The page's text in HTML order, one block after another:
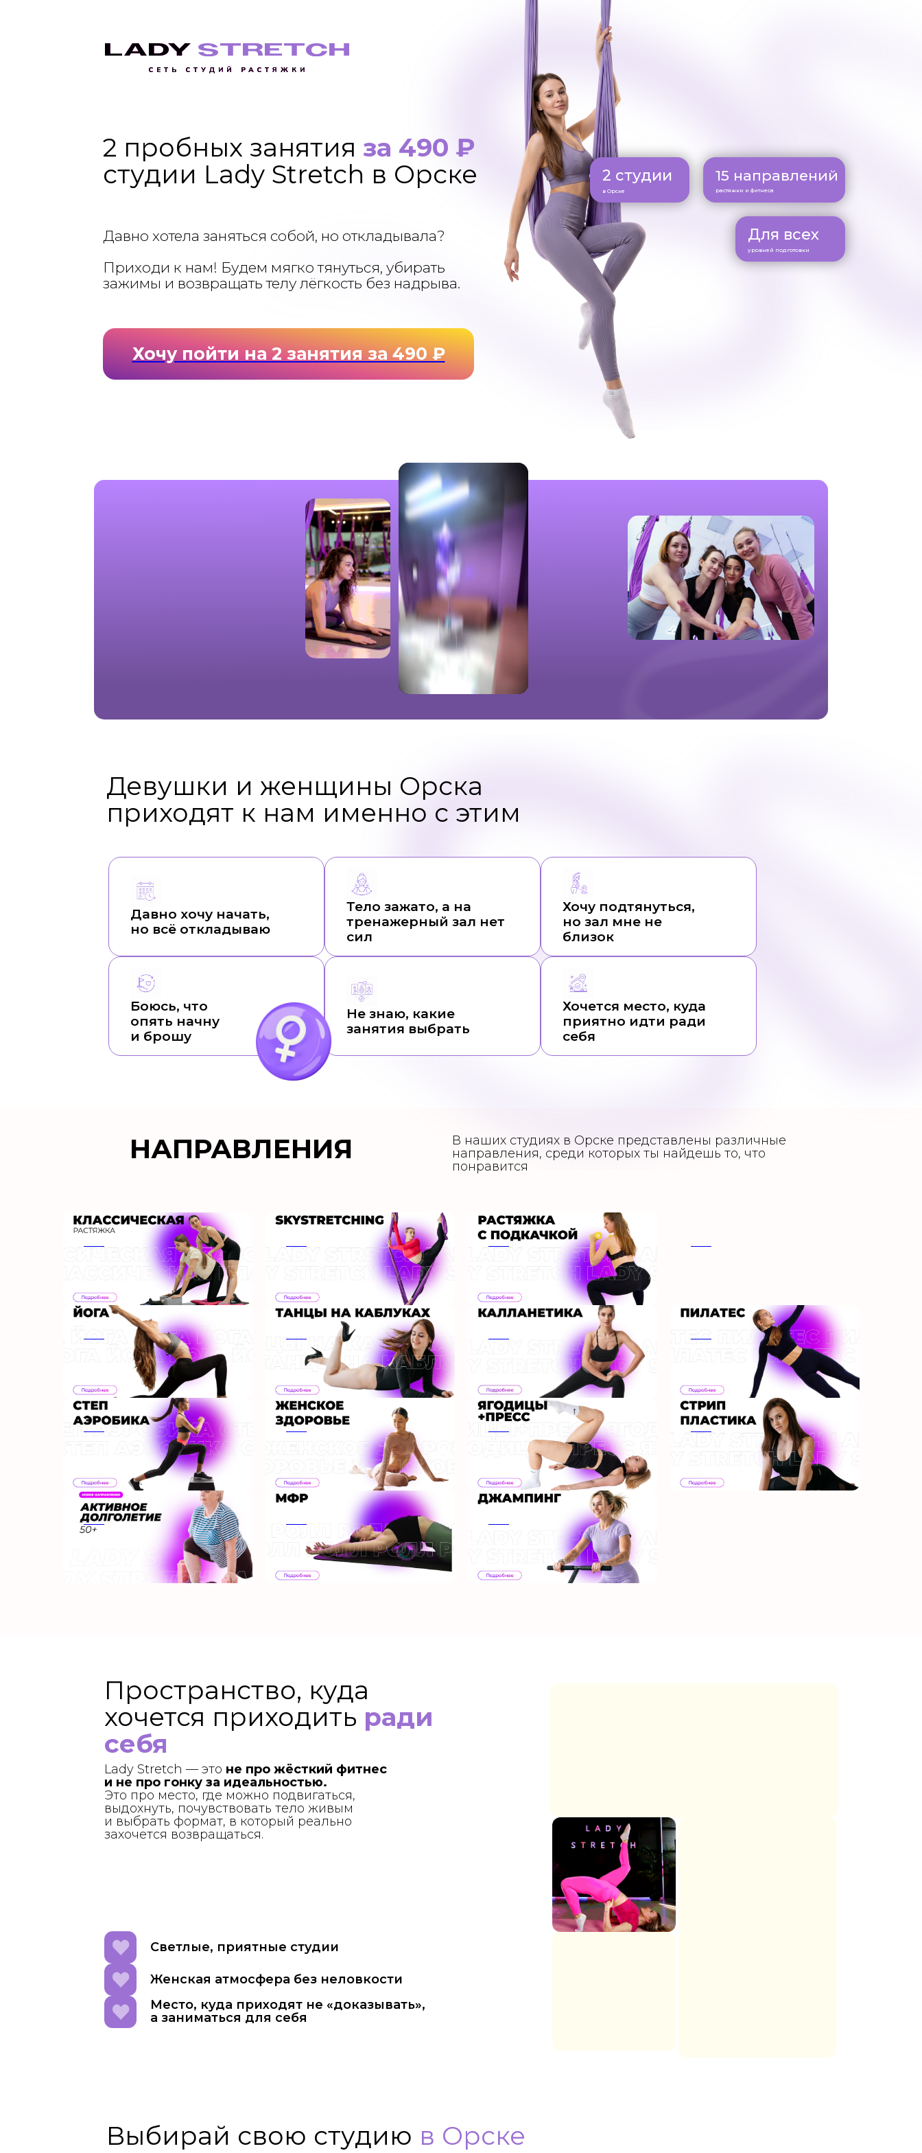
2 пробных занятия за 490 ₽
студии Lady Stretch в Орске
Хочу пойти на 2 занятия за 490 ₽
Давно хотела заняться собой, но откладывала?
Приходи к нам! Будем мягко тянуться, убирать
зажимы и возвращать телу лёгкость без надрыва.
2 студии
в Орске
15 направлений
растяжки и фитнеса
Для всех
уровней подготовки
Девушки и женщины Орска
приходят к нам именно с этим
Давно хочу начать,
но всё откладываю
Тело зажато, а на
тренажерный зал нет
сил
Хочу подтянуться,
но зал мне не
близок
Боюсь, что
опять начну
и брошу
Не знаю, какие
занятия выбрать
Хочется место, куда
приятно идти ради
себя
НАПРАВЛЕНИЯ
В наших студиях в Орске представлены различные
направления, среди которых ты найдешь то, что
понравится
ааа
ааа ааа ааа
ааа
Lady Stretch — это не про жёсткий фитнес
и не про гонку за идеальностью.
Это про место, где можно подвигаться,
выдохнуть, почувствовать тело живым
и выбрать формат, в который реально
захочется возвращаться.
Пространство, куда
хочется приходить ради
себя
Светлые, приятные студии
Женская атмосфера без неловкости
Место, куда приходят не «доказывать»,
а заниматься для себя
Выбирай свою студию в Орске